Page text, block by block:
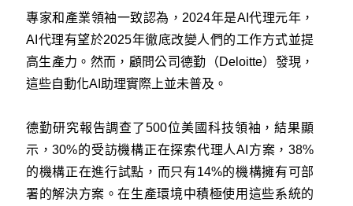
專家和產業領袖一致認為，2024年是AI代理元年，
AI代理有望於2025年徹底改變人們的工作方式並提
高生產力。然而，顧問公司德勤（Deloitte）發現，
這些自動化AI助理實際上並未普及。
德勤研究報告調查了500位美國科技領袖，結果顯
示，30%的受訪機構正在探索代理人AI方案，38%
的機構正在進行試點，而只有14%的機構擁有可部
署的解決方案。在生產環境中積極使用這些系統的